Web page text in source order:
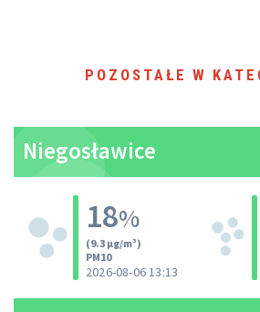
POZOSTAŁE W